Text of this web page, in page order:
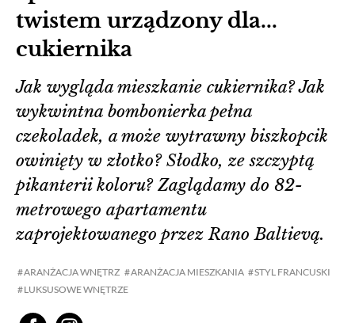
twistem urządzony dla...
cukiernika
ARANŻACJA WNĘTRZ ARANŻACJA MIESZKANIA
STYL FRANCUSKI
LUKSUSOWE WNĘTRZE
Jak wygląda mieszkanie cukiernika? Jak
wykwintna bombonierka pełna
czekoladek, a może wytrawny biszkopcik
owinięty w złotko? Słodko, ze szczyptą
pikanterii koloru? Zaglądamy do 82-
metrowego apartamentu
zaprojektowanego przez Rano Baltievą.